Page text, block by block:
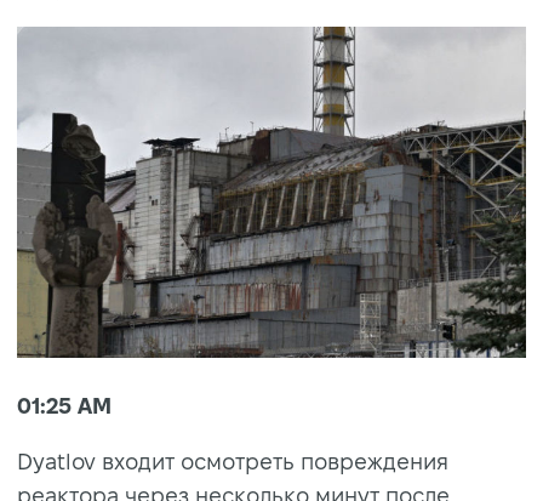
01:25 AM
Dyatlov входит осмотреть повреждения
реактора через несколько минут после